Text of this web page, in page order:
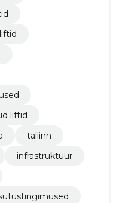
liftid
tallinn
infrastruktuur